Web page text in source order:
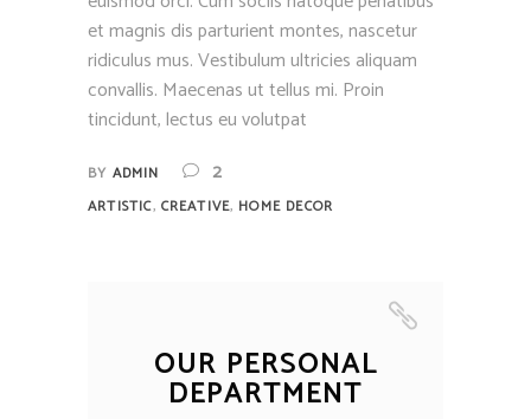
et magnis dis parturient montes, nascetur
ridiculus mus. Vestibulum ultricies aliquam
convallis. Maecenas ut tellus mi. Proin
tincidunt, lectus eu volutpat
BY ADMIN 2
ARTISTIC, CREATIVE, HOME DECOR
OUR PERSONAL
DEPARTMENT